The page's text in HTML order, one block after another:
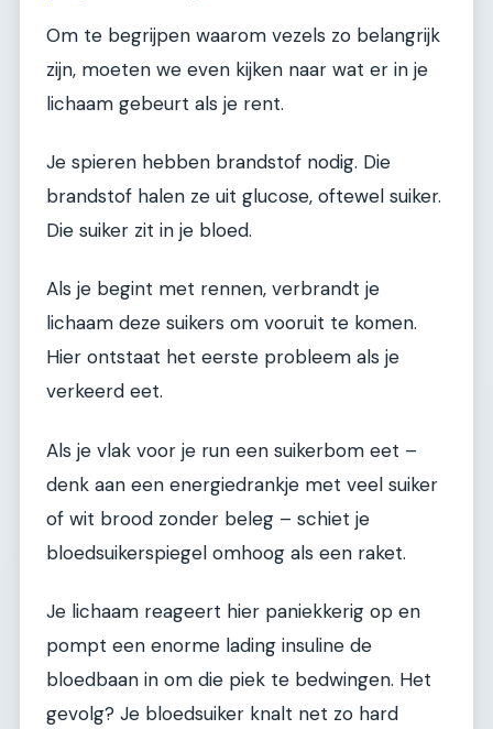
Om te begrijpen waarom vezels zo belangrijk
zijn, moeten we even kijken naar wat er in je
lichaam gebeurt als je rent.
Je spieren hebben brandstof nodig. Die
brandstof halen ze uit glucose, oftewel suiker.
Die suiker zit in je bloed.
Als je begint met rennen, verbrandt je
lichaam deze suikers om vooruit te komen.
Hier ontstaat het eerste probleem als je
verkeerd eet.
Als je vlak voor je run een suikerbom eet –
denk aan een energiedrankje met veel suiker
of wit brood zonder beleg – schiet je
bloedsuikerspiegel omhoog als een raket.
Je lichaam reageert hier paniekkerig op en
pompt een enorme lading insuline de
bloedbaan in om die piek te bedwingen. Het
gevolg? Je bloedsuiker knalt net zo hard